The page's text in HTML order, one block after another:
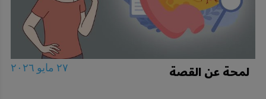
٢٧ مايو ٢٠٢٦
لمحة عن القصة